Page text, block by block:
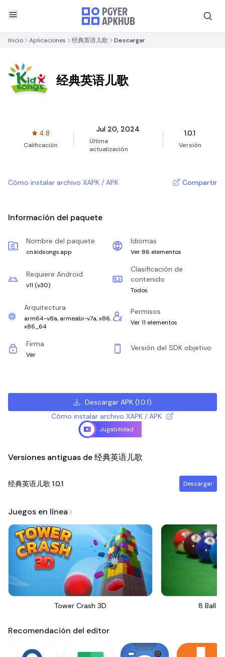
Inicio Aplicaciones 经典英语儿歌 Descargar
经典英语儿歌
4.8
Calificación
Jul 20, 2024
Última
actualización
1.0.1
Versión
Cómo instalar archivo XAPK / APK Compartir
Información del paquete
Nombre del paquete
cn.kidsongs.app
Idiomas
Ver 86 elementos
Requiere Android
v11 (v30)
Clasificación de
contenido
Todos
Arquitectura
arm64-v8a, armeabi-v7a, x86,
x86_64
Permisos
Ver 11 elementos
Firma
Ver
Versión del SDK objetivo
Descargar APK (1.0.1)
Cómo instalar archivo XAPK / APK
Jugabilidad
Versiones antiguas de 经典英语儿歌
经典英语儿歌 1.0.1 Descargar
Juegos en línea
Tower Crash 3D 8 Ball
Recomendación del editor